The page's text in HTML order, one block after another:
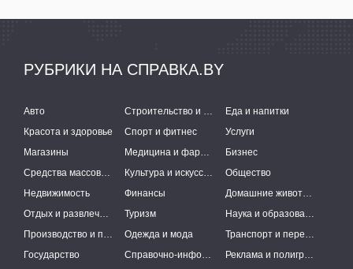
РУБРИКИ НА СПРАВКА.BY
Авто Строительство и ремонт
Еда и напитки
Красота и здоровье
Спорт и фитнес
Услуги
Магазины
Медицина и фармацевтика
Бизнес
Средства массовой информации
Культура и искусство
Общество
Недвижимость
Финансы
Домашние животные
Отдых и развлечения
Туризм
Наука и образование
Производство и поставки
Одежда и мода
Транспорт и перевозки
Государство
Справочно-информационные системы Реклама и полиграфия